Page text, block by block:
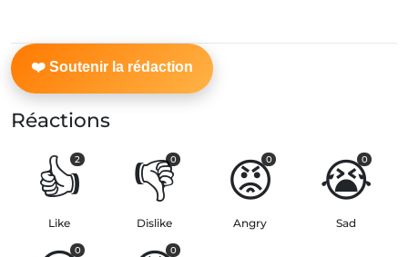
Réactions
👍
2
Like
👎
0
Dislike
😡
0
Angry
😭
0
Sad
0 0